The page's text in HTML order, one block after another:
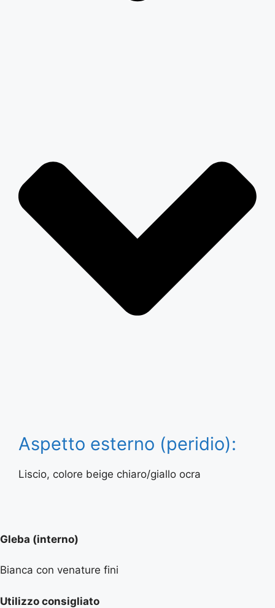
Aspetto esterno (peridio):
Liscio, colore beige chiaro/giallo ocra
Gleba (interno)
Bianca con venature fini
Utilizzo consigliato